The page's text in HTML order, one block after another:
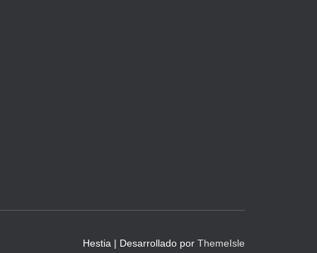
Hestia | Desarrollado por ThemeIsle